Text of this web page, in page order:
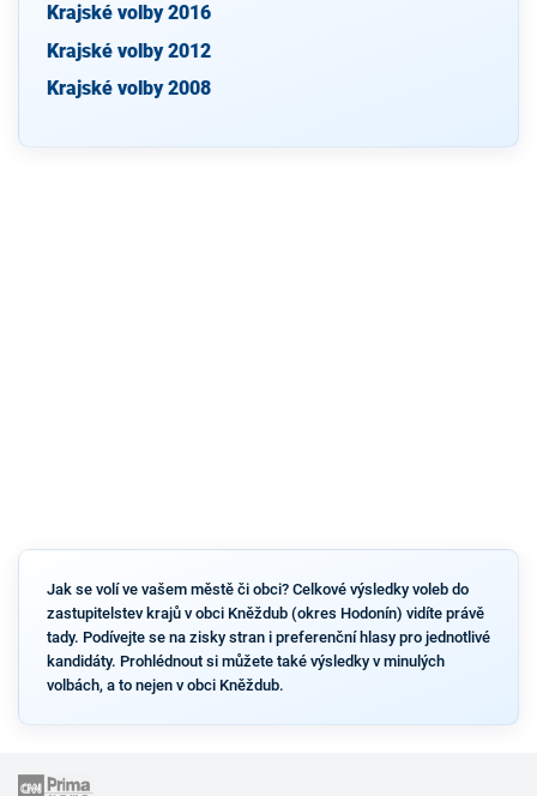
Krajské volby 2016
Krajské volby 2012
Krajské volby 2008
Jak se volí ve vašem městě či obci? Celkové výsledky voleb do
zastupitelstev krajů v obci Kněždub (okres Hodonín) vidíte právě
tady. Podívejte se na zisky stran i preferenční hlasy pro jednotlivé
kandidáty. Prohlédnout si můžete také výsledky v minulých
volbách, a to nejen v obci Kněždub.